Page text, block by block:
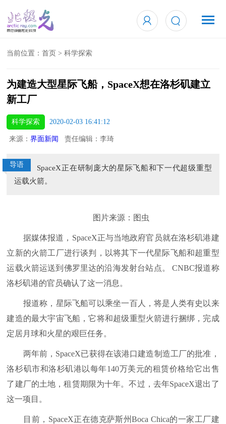
当前位置：首页 >科学探索
为建造大型星际飞船，SpaceX想在洛杉矶建立
新工厂
科学探索 2020-02-03 16:41:12
来源：界面新闻 责任编辑：李琦
导语
SpaceX正在研制庞大的星际飞船和下一代超级重型
运载火箭。
图片来源：图虫
据媒体报道，SpaceX正与当地政府官员就在洛杉矶港建
立新的火箭工厂进行谈判，以将其下一代星际飞船和超重型
运载火箭运送到佛罗里达的沿海发射台站点。 CNBC报道称
洛杉矶港的官员确认了这一消息。
报道称，星际飞船可以乘坐一百人，将是人类有史以来
建造的最大宇宙飞船，它将和超级重型火箭进行捆绑，完成
定居月球和火星的艰巨任务。
两年前，SpaceX已获得在该港口建造制造工厂的批准，
洛杉矶市和洛杉矶港以每年140万美元的租赁价格给它出售
了建厂的土地，租赁期限为十年。不过，去年SpaceX退出了
这一项目。
目前，SpaceX正在德克萨斯州Boca Chica的一家工厂建